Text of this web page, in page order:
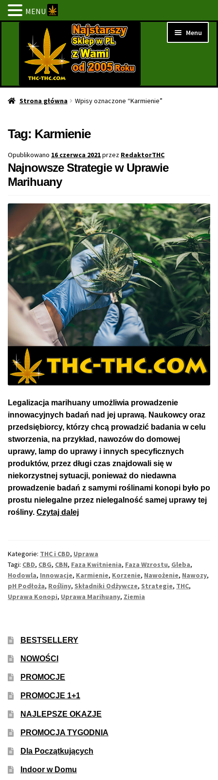
nawigacji
treści
Menu
Strona Główna
NOWOŚCI
PROMOCJE
PROMOCJE 1+1
NAJLEPSZE OKAZJE
PROMOCJA TYGODNIA
Dla Początkujących
Indoor w Domu
Outdoor na Dworze
Półautomaty Outdoor
Automaty XXL
Pełnosezonowe XXL
Szybkie Automaty
Max THC 21% i Więcej
Odporne Odmiany
Medyczne Odmiany
Przewaga Indica
Przewaga Sativa
100% Sativa
50% Indica i 50% Sativa
Mix Paczki i Zestawy
Duże Oryginalne Opakowania
TOP 10 Indoor
Strona główna Wpisy oznaczone “Karmienie”
Tag: Karmienie
Opublikowano 16 czerwca 2021przez RedaktorTHC
Najnowsze Strategie w Uprawie
Marihuany
Legalizacja marihuany umożliwia prowadzenie
innowacyjnych badań nad jej uprawą. Naukowcy oraz
przedsiębiorcy, którzy chcą prowadzić badania w celu
stworzenia, na przykład, nawozów do domowej
uprawy, lamp do uprawy i innych specyficznych
produktów, przez długi czas znajdowali się w
niekorzystnej sytuacji, ponieważ do niedawna
prowadzenie badań z samymi roślinami konopi było po
prostu nielegalne przez nielegalność samej uprawy tej
rośliny. Czytaj dalejNajnowsze
Marihuany
Kategorie: THC i CBD, Uprawa
Tagi: CBD, CBG, CBN, Faza Kwitnienia, Faza Wzrostu, Gleba,
Hodowla, Innowacje, Karmienie, Korzenie, Nawożenie, Nawozy,
pH Podłoża, Rośliny, Składniki Odżywcze, Strategie, THC,
Uprawa Konopi, Uprawa Marihuany, Ziemia
BESTSELLERY
NOWOŚCI
PROMOCJE
PROMOCJE 1+1
NAJLEPSZE OKAZJE
PROMOCJA TYGODNIA
Dla Początkujących
Indoor w Domu
MENU